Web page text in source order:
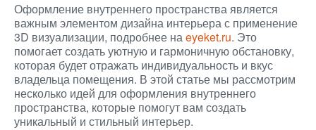
Оформление внутреннего пространства является
важным элементом дизайна интерьера с применение
3D визуализации, подробнее наeyeket.ru. Это
помогает создать уютную и гармоничную обстановку,
которая будет отражать индивидуальность и вкус
владельца помещения. В этой статье мы рассмотрим
несколько идей для оформления внутреннего
пространства, которые помогут вам создать
уникальный и стильный интерьер.